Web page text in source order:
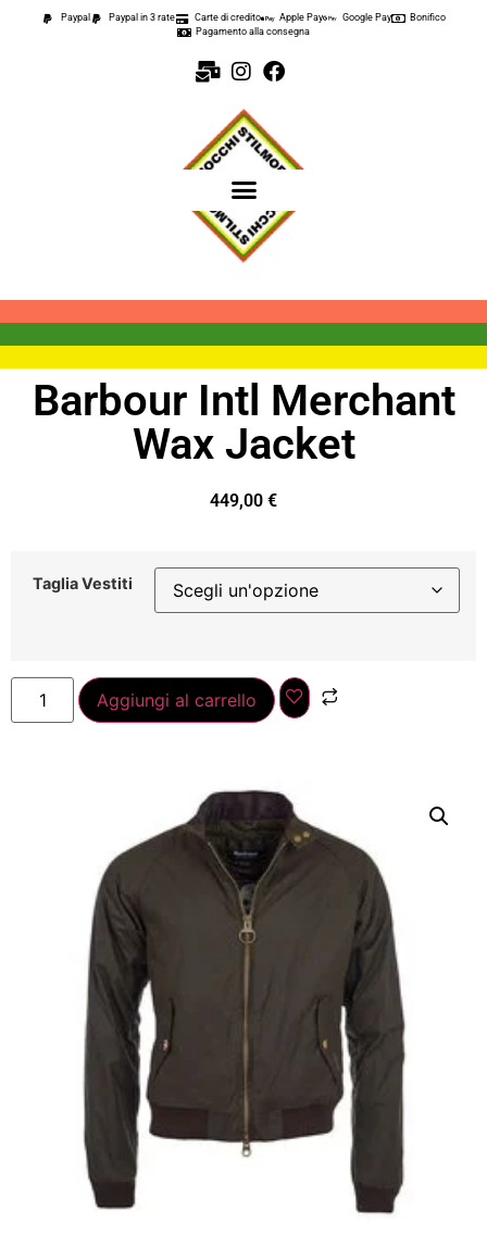
Paypal Paypal in 3 rate Carte di credito Apple Pay Google Pay
Bonifico
Pagamento alla consegna
Barbour Intl Merchant
Wax Jacket
449,00 €
Taglia Vestiti
Aggiungi al carrello